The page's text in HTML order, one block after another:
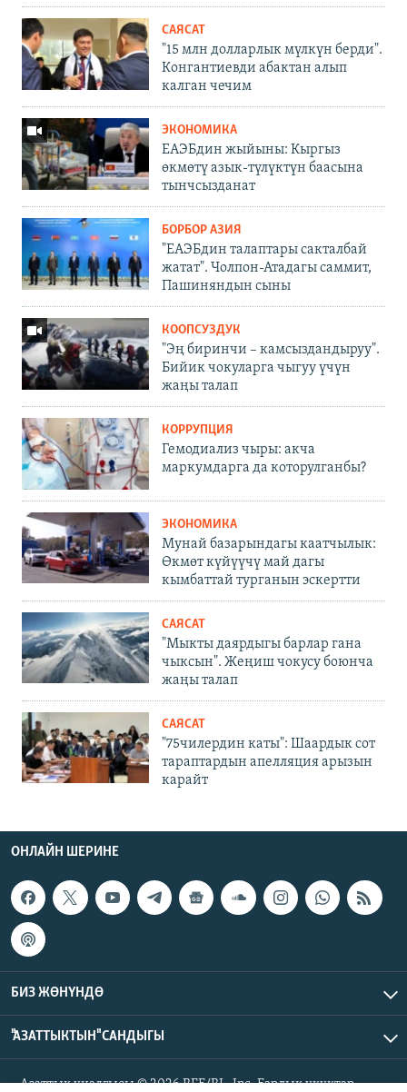
САЯСАТ
"15 млн долларлык мүлкүн берди".
Конгантиевди абактан алып
калган чечим
ЭКОНОМИКА
ЕАЭБдин жыйыны: Кыргыз
өкмөтү азык-түлүктүн баасына
тынчсызданат
БОРБОР АЗИЯ
"ЕАЭБдин талаптары сакталбай
жатат". Чолпон-Атадагы саммит,
Пашиняндын сыны
КООПСУЗДУК
"Эң биринчи – камсыздандыруу".
Бийик чокуларга чыгуу үчүн
жаңы талап
КОРРУПЦИЯ
Гемодиализ чыры: акча
маркумдарга да которулганбы?
ЭКОНОМИКА
Мунай базарындагы каатчылык:
Өкмөт күйүүчү май дагы
кымбаттай турганын эскертти
САЯСАТ
"Мыкты даярдыгы барлар гана
чыксын". Жеңиш чокусу боюнча
жаңы талап
САЯСАТ
"75чилердин каты": Шаардык сот
тараптардын апелляция арызын
карайт
ОНЛАЙН ШЕРИНЕ
БИЗ ЖӨНҮНДӨ
"АЗАТТЫКТЫН" САНДЫГЫ
Азаттык үналгысы © 2026 RFE/RL, Inc. Бардык укуктар